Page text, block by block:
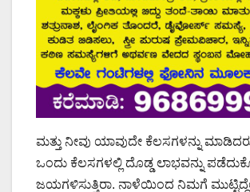
ಮತ್ತು ನೀವು ಯಾವುದೇ ಕೆಲಸಗಳನ್ನು
ಒಂದು ಕೆಲಸಗಳಲ್ಲಿ ದೊಡ್ಡ ಲಾಭವನ್ನು
ಜಯಗಳಿಸುತ್ತಿರಾ. ನಾಳೆಯಿಂದ ನಿಮಗೆ